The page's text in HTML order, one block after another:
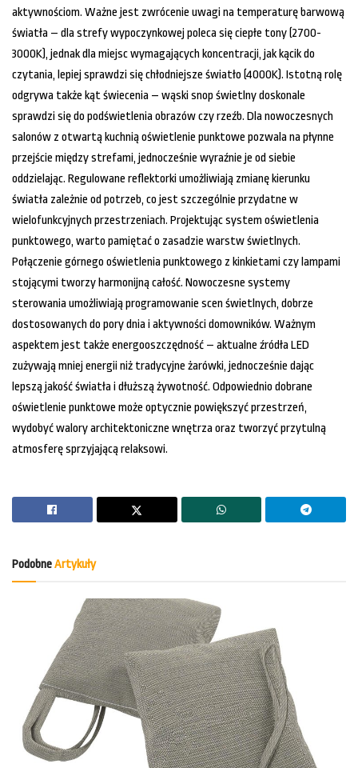
aktywnościom. Ważne jest zwrócenie uwagi na temperaturę barwową
światła – dla strefy wypoczynkowej poleca się ciepłe tony (2700-
3000K), jednak dla miejsc wymagających koncentracji, jak kącik do
czytania, lepiej sprawdzi się chłodniejsze światło (4000K). Istotną rolę
odgrywa także kąt świecenia – wąski snop świetlny doskonale
sprawdzi się do podświetlenia obrazów czy rzeźb. Dla nowoczesnych
salonów z otwartą kuchnią oświetlenie punktowe pozwala na płynne
przejście między strefami, jednocześnie wyraźnie je od siebie
oddzielając. Regulowane reflektorki umożliwiają zmianę kierunku
światła zależnie od potrzeb, co jest szczególnie przydatne w
wielofunkcyjnych przestrzeniach. Projektując system oświetlenia
punktowego, warto pamiętać o zasadzie warstw świetlnych.
Połączenie górnego oświetlenia punktowego z kinkietami czy lampami
stojącymi tworzy harmonijną całość. Nowoczesne systemy
sterowania umożliwiają programowanie scen świetlnych, dobrze
dostosowanych do pory dnia i aktywności domowników. Ważnym
aspektem jest także energooszczędność – aktualne źródła LED
zużywają mniej energii niż tradycyjne żarówki, jednocześnie dając
lepszą jakość światła i dłuższą żywotność. Odpowiednio dobrane
oświetlenie punktowe może optycznie powiększyć przestrzeń,
wydobyć walory architektoniczne wnętrza oraz tworzyć przytulną
atmosferę sprzyjającą relaksowi.
PodobneArtykuły